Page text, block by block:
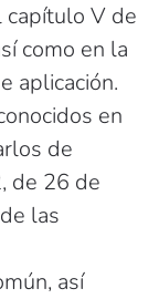
capítulo V de
como en la
aplicación.
en
de
de 26 de
las
así